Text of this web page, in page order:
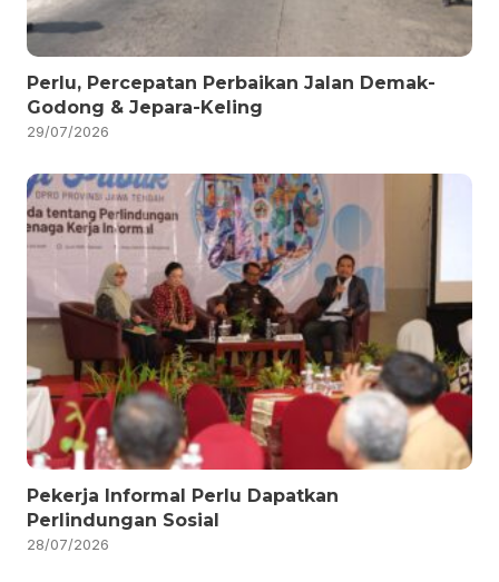
Perlu, Percepatan Perbaikan Jalan Demak-
Godong & Jepara-Keling
29/07/2026
Pekerja Informal Perlu Dapatkan
Perlindungan Sosial
28/07/2026